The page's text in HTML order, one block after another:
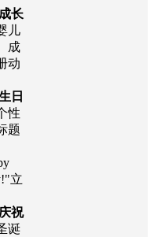
长
儿
成
动
日
性
题
立
祝
诞